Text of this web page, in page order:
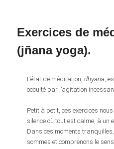
Exercices de
(jñana yoga).
L’état de méditation,dhyana ,
occulté par l’agitation
Petit à petit, ces exercices
silence où tout est calme, à un
Dans ces moments
sommes et comprenons le